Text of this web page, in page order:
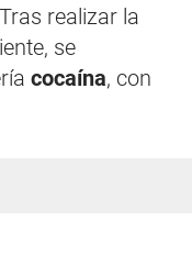
realizar la
se
cocaína, con